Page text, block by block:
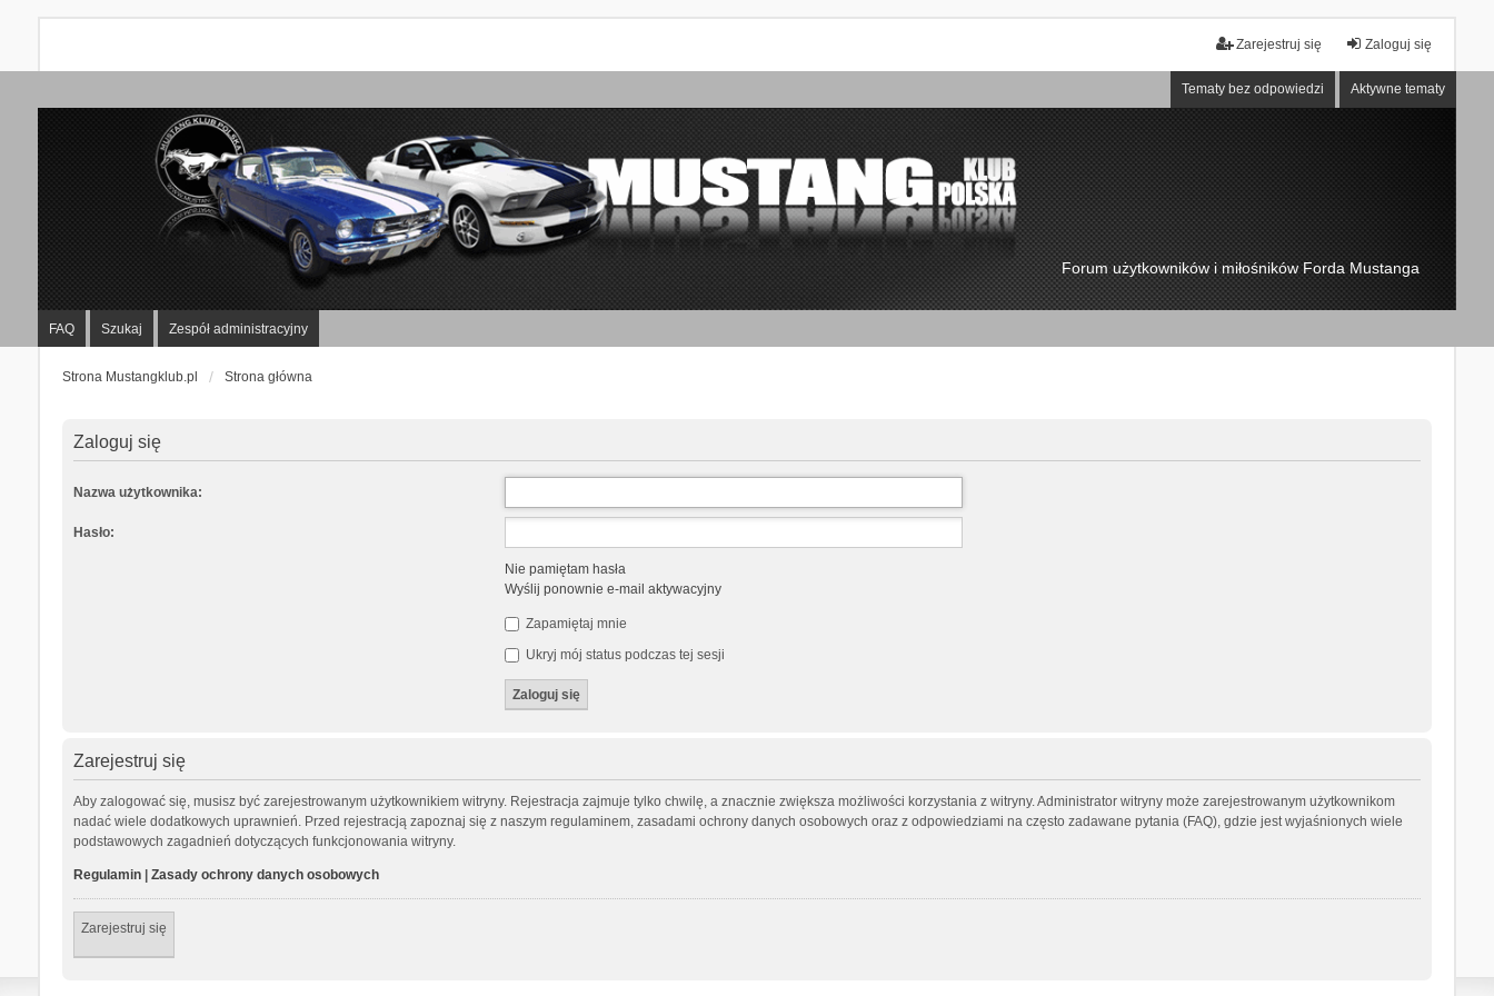
Zaloguj się
Zarejestruj się
Tematy bez odpowiedzi Aktywne tematy
Forum użytkowników i miłośników Forda Mustanga
FAQ Szukaj Zespół administracyjny
Strona Mustangklub.pl Strona główna
Zaloguj się
Nazwa użytkownika:
Hasło:
Nie pamiętam hasła
Wyślij ponownie e-mail aktywacyjny
Zapamiętaj mnie
Ukryj mój status podczas tej sesji
Zarejestruj się
Aby zalogować się, musisz być zarejestrowanym użytkownikiem witryny. Rejestracja zajmuje tylko chwilę, a znacznie zwiększa możliwości korzystania z witryny. Administrator witryny może zarejestrowanym użytkownikom
nadać wiele dodatkowych uprawnień. Przed rejestracją zapoznaj się z naszym regulaminem, zasadami ochrony danych osobowych oraz z odpowiedziami na często zadawane pytania (FAQ), gdzie jest wyjaśnionych wiele
podstawowych zagadnień dotyczących funkcjonowania witryny.
Regulamin| Zasady ochrony danych osobowych
Zarejestruj się